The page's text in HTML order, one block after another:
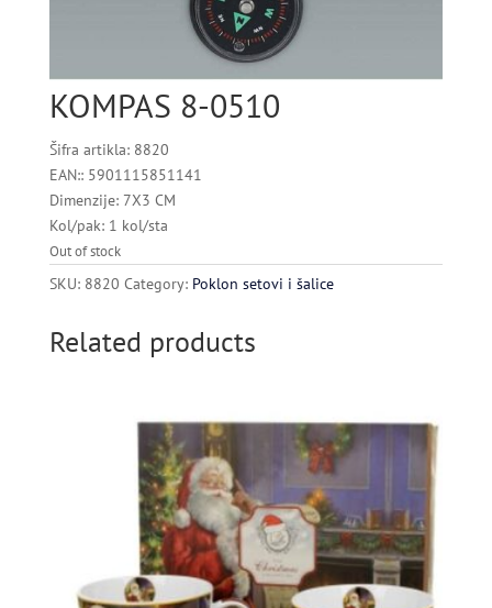
KOMPAS 8-0510
Šifra artikla: 8820
EAN:: 5901115851141
Dimenzije: 7X3 CM
Kol/pak: 1 kol/sta
Out of stock
SKU: 8820 Category: Poklon setovi i šalice
Related products